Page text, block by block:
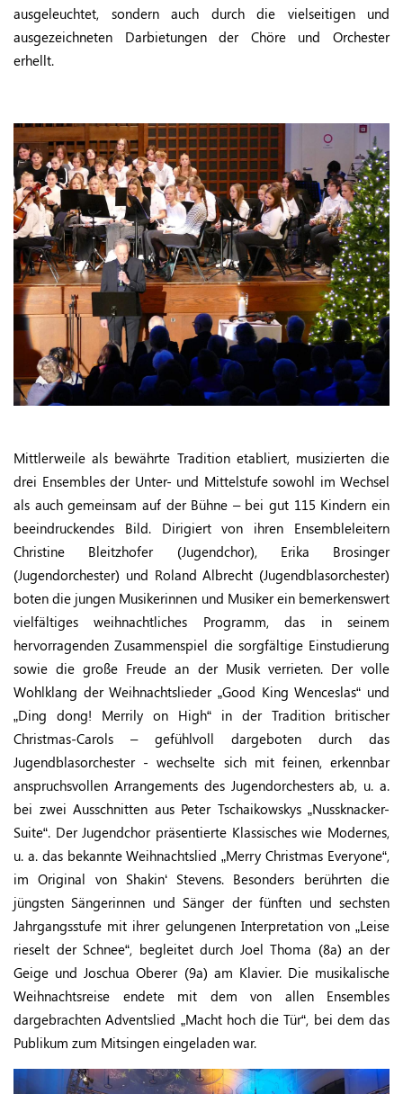
ausgeleuchtet, sondern auch durch die vielseitigen und
ausgezeichneten Darbietungen der Chöre und Orchester
erhellt.
Mittlerweile als bewährte Tradition etabliert, musizierten die
drei Ensembles der Unter- und Mittelstufe sowohl im Wechsel
als auch gemeinsam auf der Bühne – bei gut 115 Kindern ein
beeindruckendes Bild. Dirigiert von ihren Ensembleleitern
Christine Bleitzhofer (Jugendchor), Erika Brosinger
(Jugendorchester) und Roland Albrecht (Jugendblasorchester)
boten die jungen Musikerinnen und Musiker ein bemerkenswert
vielfältiges weihnachtliches Programm, das in seinem
hervorragenden Zusammenspiel die sorgfältige Einstudierung
sowie die große Freude an der Musik verrieten. Der volle
Wohlklang der Weihnachtslieder „Good King Wenceslas“ und
„Ding dong! Merrily on High“ in der Tradition britischer
Christmas-Carols – gefühlvoll dargeboten durch das
Jugendblasorchester - wechselte sich mit feinen, erkennbar
anspruchsvollen Arrangements des Jugendorchesters ab, u. a.
bei zwei Ausschnitten aus Peter Tschaikowskys „Nussknacker-
Suite“. Der Jugendchor präsentierte Klassisches wie Modernes,
u. a. das bekannte Weihnachtslied „Merry Christmas Everyone“,
im Original von Shakin‘ Stevens. Besonders berührten die
jüngsten Sängerinnen und Sänger der fünften und sechsten
Jahrgangsstufe mit ihrer gelungenen Interpretation von „Leise
rieselt der Schnee“, begleitet durch Joel Thoma (8a) an der
Geige und Joschua Oberer (9a) am Klavier. Die musikalische
Weihnachtsreise endete mit dem von allen Ensembles
dargebrachten Adventslied „Macht hoch die Tür“, bei dem das
Publikum zum Mitsingen eingeladen war.